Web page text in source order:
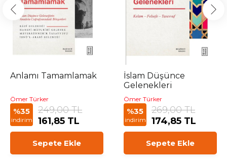
Anlamı Tamamlamak
Ömer Türker
%35
indirim
249,00 TL
161,85 TL
Sepete Ekle
İslam Düşünce
Gelenekleri
Ömer Türker
%35
indirim
269,00 TL
174,85 TL
Sepete Ekle